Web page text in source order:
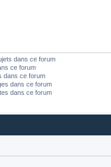
dans ce forum
ce forum
dans ce forum
dans ce forum
dans ce forum